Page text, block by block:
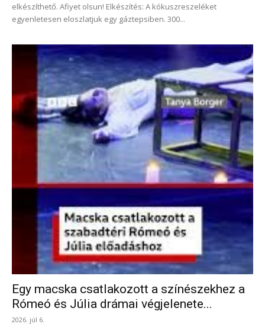
elkészíthető. Afiyet olsun! Elkészítés: A kókuszreszeléket
egyenletesen eloszlatjuk egy gáztepsiben. 300...
Egy macska csatlakozott a színészekhez a
Rómeó és Júlia drámai végjelenete...
2026. júl 6.